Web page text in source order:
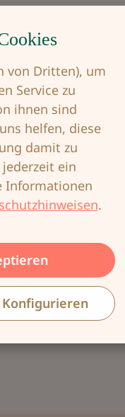
100C
Der super
CLARA
Linien…Mehr
von Dritten), um
Service zu
ihnen sind
helfen, diese
damit zu
ein
Informationen
.
Konfigurieren